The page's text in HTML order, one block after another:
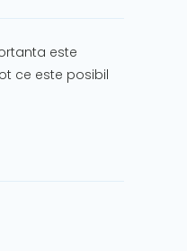
este
ce este posibil